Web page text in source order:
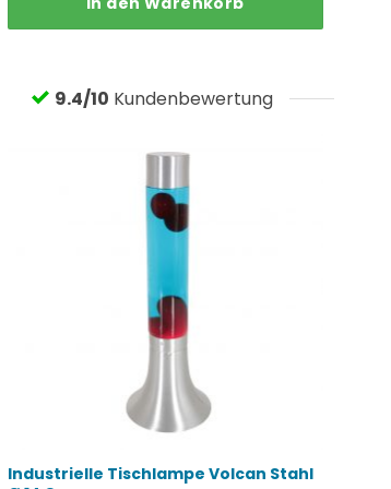
war:
ist:
9.4/10 Kundenbewertung
Industrielle Tischlampe Volcan Stahl